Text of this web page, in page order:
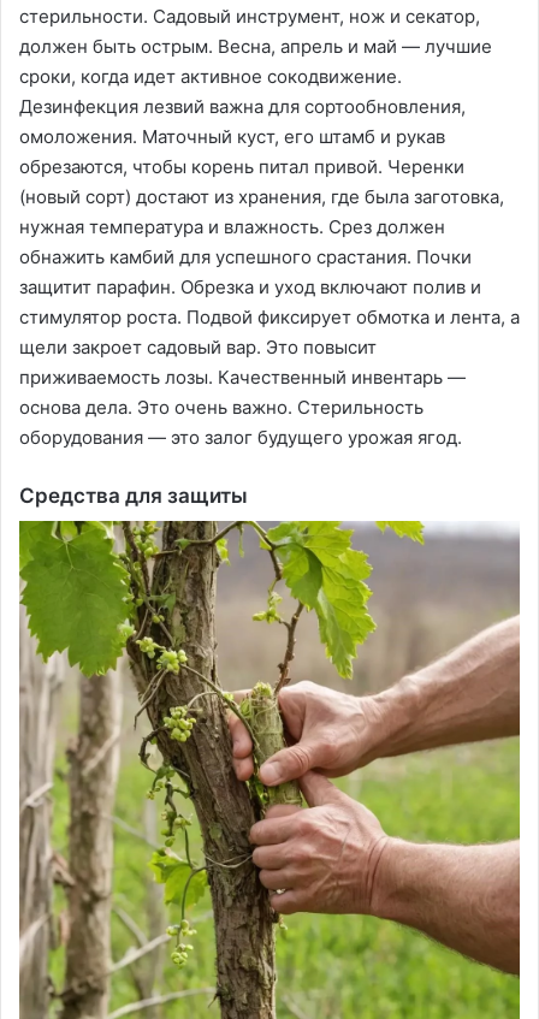
стерильности. Садовый инструмент, нож и секатор,
должен быть острым. Весна, апрель и май — лучшие
сроки, когда идет активное сокодвижение.
Дезинфекция лезвий важна для сортообновления,
омоложения. Маточный куст, его штамб и рукав
обрезаются, чтобы корень питал привой. Черенки
(новый сорт) достают из хранения, где была заготовка,
нужная температура и влажность. Срез должен
обнажить камбий для успешного срастания. Почки
защитит парафин. Обрезка и уход включают полив и
стимулятор роста. Подвой фиксирует обмотка и лента, а
щели закроет садовый вар. Это повысит
приживаемость лозы. Качественный инвентарь —
основа дела. Это очень важно. Стерильность
оборудования — это залог будущего урожая ягод.
Средства для защиты